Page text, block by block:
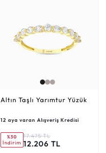
Altın Taşlı Yarımtur Yüzük
12 aya varan Alışveriş Kredisi
%30
İndirim
17.475 TL
12.206 TL